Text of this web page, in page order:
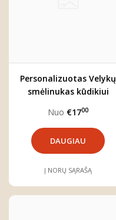
Personalizuotas Velykų
smėlinukas kūdikiui
Nuo €1700
DAUGIAU
Į NORŲ SĄRAŠĄ